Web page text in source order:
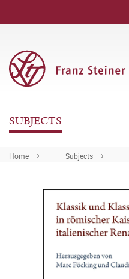
SUBJECTS
Home Subjects